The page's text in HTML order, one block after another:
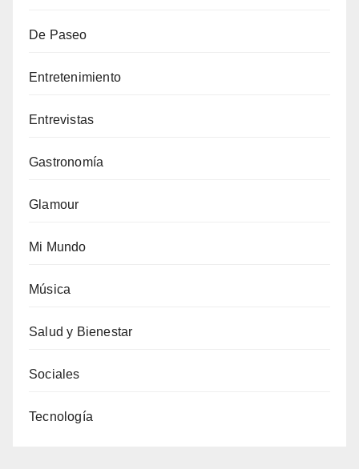
De Paseo
Entretenimiento
Entrevistas
Gastronomía
Glamour
Mi Mundo
Música
Salud y Bienestar
Sociales
Tecnología